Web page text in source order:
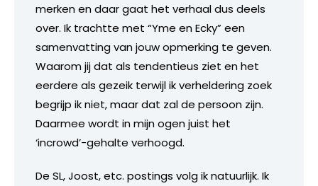
merken en daar gaat het verhaal dus deels
over. Ik trachtte met “Yme en Ecky” een
samenvatting van jouw opmerking te geven.
Waarom jij dat als tendentieus ziet en het
eerdere als gezeik terwijl ik verheldering zoek
begrijp ik niet, maar dat zal de persoon zijn.
Daarmee wordt in mijn ogen juist het
‘incrowd’-gehalte verhoogd.
De SL, Joost, etc. postings volg ik natuurlijk. Ik